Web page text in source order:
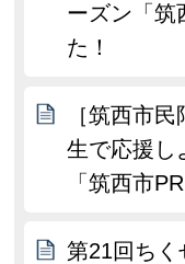
ーズン「筑
た！
［筑西市
生で応援し
「筑西市
第21回ちく